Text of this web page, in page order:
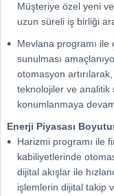
Müşteriye özel yeni
uzun süreli iş birliği
Mevlana programı ile
sunulması
otomasyon
teknolojiler ve analitik
konumlanmaya
Enerji Piyasası
Harizmi programı ile
kabiliyetlerinde
dijital akışlar ile
işlemlerin dijital takip